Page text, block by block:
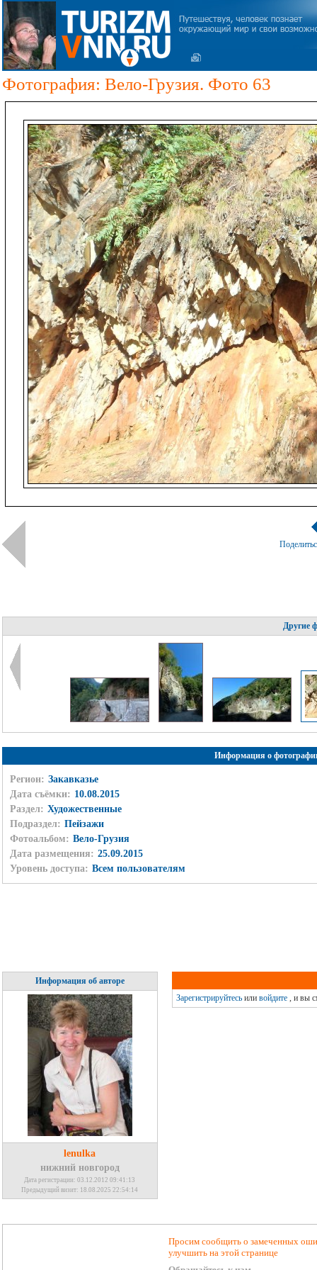
Фотография: Вело-Грузия. Фото 63
Другие
Информация о
Регион: Закавказье
Дата съёмки: 10.08.2015
Раздел: Художественные
Подраздел: Пейзажи
Фотоальбом: Вело-Грузия
Дата размещения: 25.09.2015
Уровень доступа: Всем пользователям
Информация об авторе
lenulka
нижний новгород
Дата регистрации: 03.12.2012 09:41:13
Предыдущий визит: 18.08.2025 22:54:14
Зарегистрируйтесьили войдите, и вы
Просим сообщить о замеченных
улучшить на этой странице